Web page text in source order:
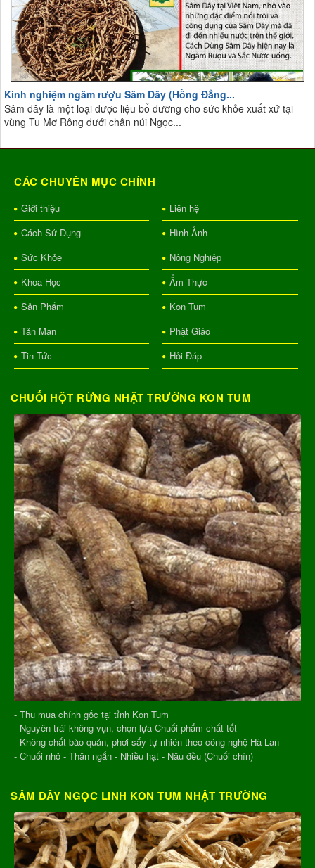
Kinh nghiệm ngâm rượu Sâm Dây (Hồng Đẳng...
Sâm dây là một loại dược liệu bổ dưỡng cho sức khỏe xuất xứ tại
vùng Tu Mơ Rông dưới chân núi Ngọc...
CÁC CHUYÊN MỤC CHÍNH
Giới thiệu
Liên hệ
Cách Sử Dụng
Hình Ảnh
Sức Khỏe
Nông Nghiệp
Khoa Học
Ẩm Thực
Sản Phẩm
Kon Tum
Tản Mạn
Phật Giáo
Tin Tức
Hỏi Đáp
CHUỐI HỘT RỪNG NHẬT TRƯỜNG KON TUM
- Thu mua chính gốc tại tỉnh Kon Tum
- Nguyên trái không vụn, chọn lựa Chuối phẩm chất tốt
- Không chất bảo quản, phơi sấy tự nhiên theo công nghệ Hà Lan
- Chuối nhỏ - Thân ngắn - Nhiều hạt - Nâu đều (Chuối chín)
SÂM DÂY NGỌC LINH KON TUM NHẬT TRƯỜNG